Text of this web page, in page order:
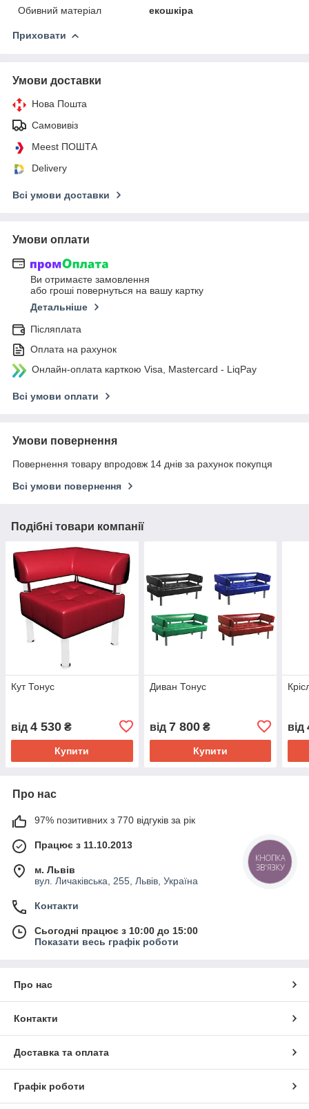
Обивний матеріал
екошкіра
Приховати
Умови доставки
Нова Пошта
Самовивіз
Meest ПОШТА
Delivery
Всі умови доставки
Умови оплати
Ви отримаєте замовлення
або гроші повернуться на вашу картку
Детальніше
Післяплата
Оплата на рахунок
Онлайн-оплата карткою Visa, Mastercard - LiqPay
Всі умови оплати
Умови повернення
Повернення товару впродовж 14 днів за рахунок покупця
Всі умови повернення
Подібні товари компанії
Кут Тонус
від 4 530 ₴
Купити
Диван Тонус
від 7 800₴
Купити
від
Про нас
97% позитивних з 770 відгуків за рік
Працює з 11.10.2013
м. Львів
вул. Личаківська, 255, Львів, Україна
Контакти
Сьогодні працює з 10:00 до 15:00
Показати весь графік роботи
Про нас
Контакти
Доставка та оплата
Графік роботи
КНОПКА
ЗВ'ЯЗКУ